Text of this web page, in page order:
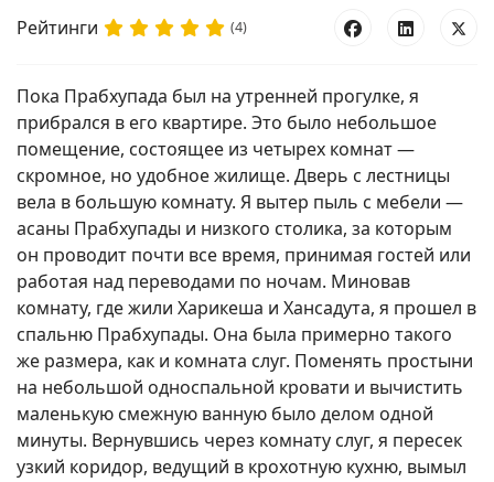
Рейтинги (4)
Пока Прабхупада был на утренней прогулке, я
прибрался в его квартире. Это было небольшое
помещение, состоящее из четырех комнат —
скромное, но удобное жилище. Дверь с лестницы
вела в большую комнату. Я вытер пыль с мебели —
асаны Прабхупады и низкого столика, за которым
он проводит почти все время, принимая гостей или
работая над переводами по ночам. Миновав
комнату, где жили Харикеша и Хансадута, я прошел в
спальню Прабхупады. Она была примерно такого
же размера, как и комната слуг. Поменять простыни
на небольшой односпальной кровати и вычистить
маленькую смежную ванную было делом одной
минуты. Вернувшись через комнату слуг, я пересек
узкий коридор, ведущий в крохотную кухню, вымыл